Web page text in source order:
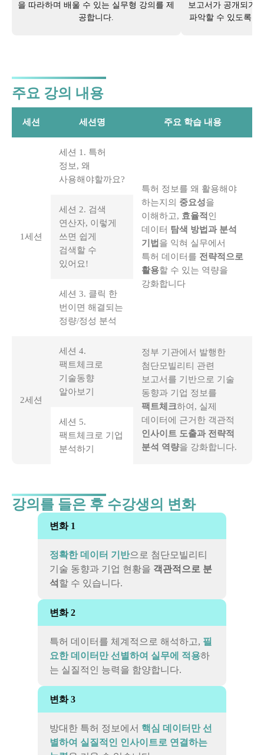
을 따라하며 배울 수 있는 실무형 강의를 제
공합니다.
보고서가 공개되기
파악할 수 있도록
주요 강의 내용
세션 세션명 주요 학습 내용
1세션
세션 1. 특허
정보, 왜
사용해야할까요?
특허 정보를 왜 활용해야
하는지의 중요성을
이해하고, 효율적 인
데이터 탐색 방법과 분석
기법 을 익혀 실무에서
특허 데이터를 전략적으로
활용할 수 있는 역량을
강화합니다
세션 2. 검색
연산자, 이렇게
쓰면 쉽게
검색할 수
있어요!
세션 3. 클릭 한
번이면 해결되는
정량/정성 분석
2세션
세션 4.
팩트체크로
기술동향
알아보기
정부 기관에서 발행한
첨단모빌리티 관련
보고서를 기반으로 기술
동향과 기업 정보를
팩트체크하여, 실제
데이터에 근거한 객관적
인사이트 도출과 전략적
분석 역량을 강화합니다.
세션 5.
팩트체크로 기업
분석하기
강의를 들은 후 수강생의 변화
변화 1
정확한 데이터 기반으로 첨단모빌리티
기술 동향과 기업 현황을 객관적으로 분
석 할 수 있습니다.
변화 2
특허 데이터를 체계적으로 해석하고, 필
요한 데이터만 선별하여 실무에 적용하
는 실질적인 능력을 함양합니다.
변화 3
방대한 특허 정보에서 핵심 데이터만 선
별하여 실질적인 인사이트로 연결하는